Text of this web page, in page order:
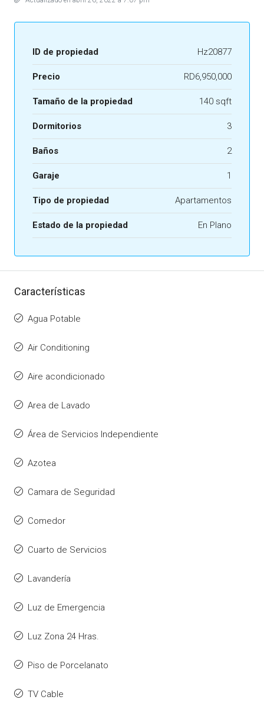
ID de propiedad Hz20877
Precio RD6,950,000
Tamaño de la propiedad 140 sqft
Dormitorios 3
Baños 2
Garaje 1
Tipo de propiedad Apartamentos
Estado de la propiedad En Plano
Características
Agua Potable
Air Conditioning
Aire acondicionado
Area de Lavado
Área de Servicios Independiente
Azotea
Camara de Seguridad
Comedor
Cuarto de Servicios
Lavandería
Luz de Emergencia
Luz Zona 24 Hras.
Piso de Porcelanato
TV Cable